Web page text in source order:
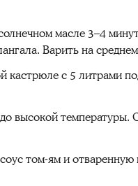
масле 3–4
Варить на
с 5 литрами
высокой
том-ям и